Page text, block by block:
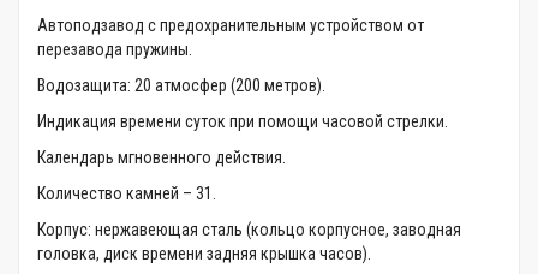
Автоподзавод с предохранительным устройством от
перезавода пружины.
Водозащита: 20 атмосфер (200 метров).
Индикация времени суток при помощи часовой стрелки.
Календарь мгновенного действия.
Количество камней – 31.
Корпус: нержавеющая сталь (кольцо корпусное, заводная
головка, диск времени задняя крышка часов).